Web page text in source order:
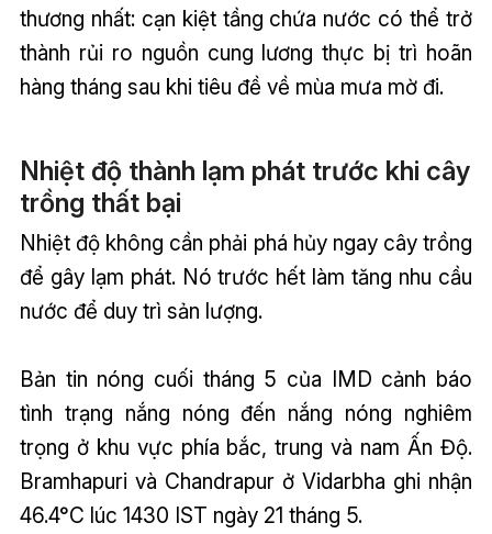
thương nhất: cạn kiệt tầng chứa nước có thể trở
thành rủi ro nguồn cung lương thực bị trì hoãn
hàng tháng sau khi tiêu đề về mùa mưa mờ đi.
Nhiệt độ thành lạm phát trước khi cây
trồng thất bại
Nhiệt độ không cần phải phá hủy ngay cây trồng
để gây lạm phát. Nó trước hết làm tăng nhu cầu
nước để duy trì sản lượng.
Bản tin nóng cuối tháng 5 của IMD cảnh báo
tình trạng nắng nóng đến nắng nóng nghiêm
trọng ở khu vực phía bắc, trung và nam Ấn Độ.
Bramhapuri và Chandrapur ở Vidarbha ghi nhận
46.4°C lúc 1430 IST ngày 21 tháng 5.